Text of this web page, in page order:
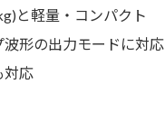
と軽量・コンパクト
形の出力モードに対応
対応